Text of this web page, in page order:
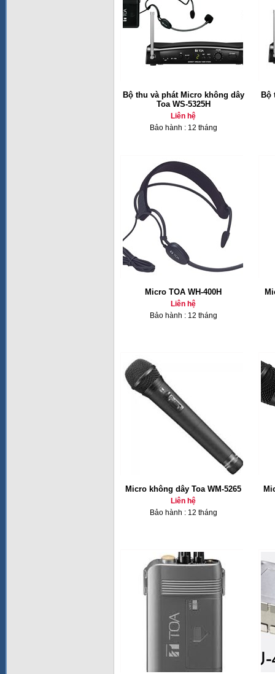
Bộ thu và phát Micro không dây
Toa WS-5325H
Liên hệ
Bảo hành : 12 tháng
Bộ
Micro TOA WH-400H
Liên hệ
Bảo hành : 12 tháng
Micro không dây Toa WM-5265
Liên hệ
Bảo hành : 12 tháng